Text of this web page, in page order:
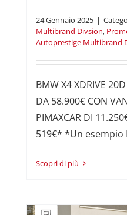
24 Gennaio 2025 |
Multibrand Divsion,
Autoprestige Multibrand
BMW X4 XDRIVE
DA 58.900€ CON
PIMAXCAR DI
519€* *Un esempio
Read More